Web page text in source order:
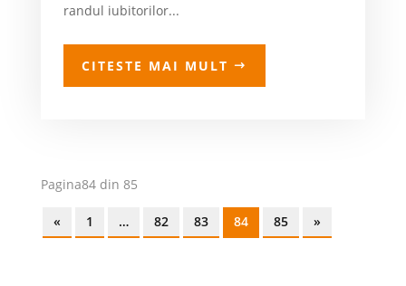
randul iubitorilor...
CITESTE MAI MULT
Pagina84 din 85
« 1 … 82 83 84 85 »